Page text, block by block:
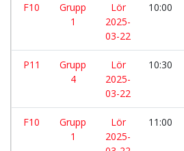
F10
Grupp
1
Lör
2025-
03-22
10:00
P11
Grupp
4
Lör
2025-
03-22
10:30
F10
Grupp
1
Lör
2025-
11:00